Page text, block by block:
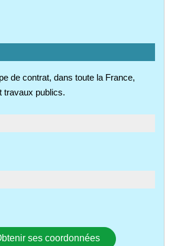
de contrat, dans toute la France,
travaux publics.
ses coordonnées